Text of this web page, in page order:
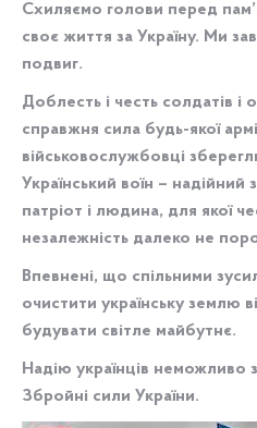
Схиляємо голови перед
своє життя за Україну. Ми
подвиг.
Доблесть і честь солдатів і
справжня сила будь-якої
військовослужбовці
Український воїн – надійний
патріот і людина, для якої
незалежність далеко не
Впевнені, що спільними
очистити українську землю
будувати світле майбутнє.
Надію українців
Збройні сили України.